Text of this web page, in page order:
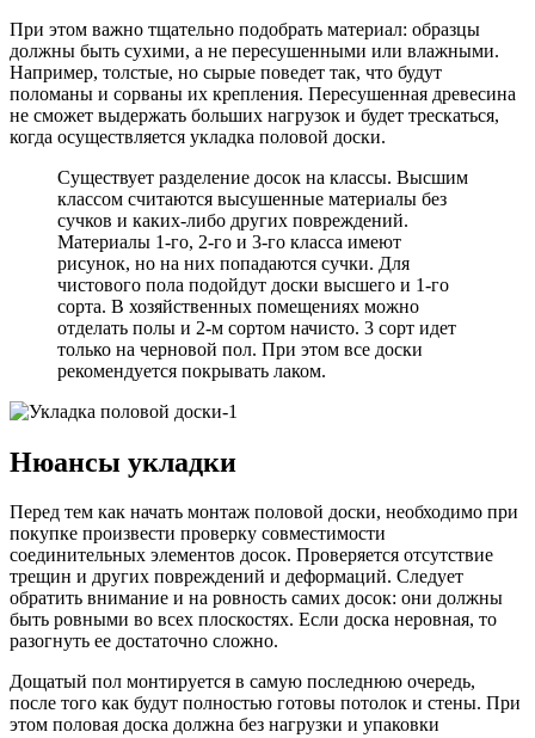
При этом важно тщательно подобрать материал: образцы
должны быть сухими, а не пересушенными или влажными.
Например, толстые, но сырые поведет так, что будут
поломаны и сорваны их крепления. Пересушенная древесина
не сможет выдержать больших нагрузок и будет трескаться,
когда осуществляется укладка половой доски.
Существует разделение досок на классы. Высшим
классом считаются высушенные материалы без
сучков и каких-либо других повреждений.
Материалы 1-го, 2-го и 3-го класса имеют
рисунок, но на них попадаются сучки. Для
чистового пола подойдут доски высшего и 1-го
сорта. В хозяйственных помещениях можно
отделать полы и 2-м сортом начисто. 3 сорт идет
только на черновой пол. При этом все доски
рекомендуется покрывать лаком.
Нюансы укладки
Перед тем как начать монтаж половой доски, необходимо при
покупке произвести проверку совместимости
соединительных элементов досок. Проверяется отсутствие
трещин и других повреждений и деформаций. Следует
обратить внимание и на ровность самих досок: они должны
быть ровными во всех плоскостях. Если доска неровная, то
разогнуть ее достаточно сложно.
Дощатый пол монтируется в самую последнюю очередь,
после того как будут полностью готовы потолок и стены. При
этом половая доска должна без нагрузки и упаковки